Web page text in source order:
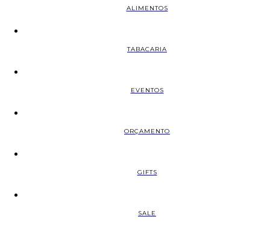
ALIMENTOS
TABACARIA
EVENTOS
ORÇAMENTO
GIFTS
SALE